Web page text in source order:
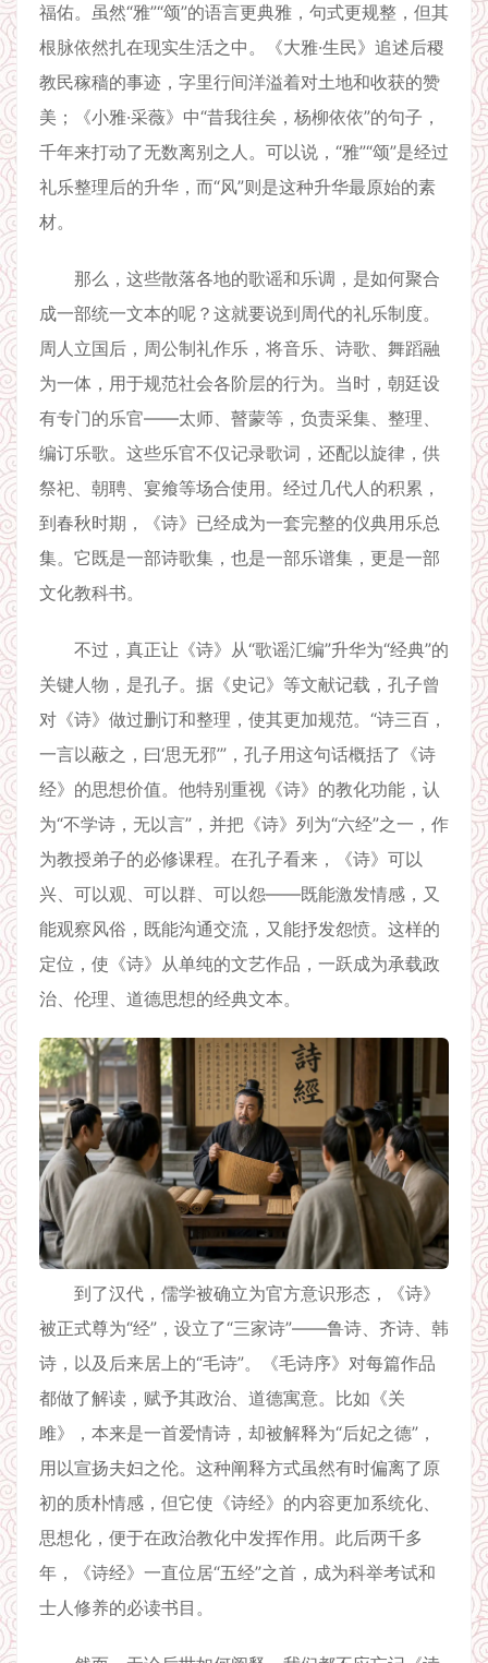
福佑。虽然“雅”“颂”的语言更典雅，句式更规整，但其
根脉依然扎在现实生活之中。《大雅·生民》追述后稷
教民稼穑的事迹，字里行间洋溢着对土地和收获的赞
美；《小雅·采薇》中“昔我往矣，杨柳依依”的句子，
千年来打动了无数离别之人。可以说，“雅”“颂”是经过
礼乐整理后的升华，而“风”则是这种升华最原始的素
材。
那么，这些散落各地的歌谣和乐调，是如何聚合
成一部统一文本的呢？这就要说到周代的礼乐制度。
周人立国后，周公制礼作乐，将音乐、诗歌、舞蹈融
为一体，用于规范社会各阶层的行为。当时，朝廷设
有专门的乐官——太师、瞽蒙等，负责采集、整理、
编订乐歌。这些乐官不仅记录歌词，还配以旋律，供
祭祀、朝聘、宴飨等场合使用。经过几代人的积累，
到春秋时期，《诗》已经成为一套完整的仪典用乐总
集。它既是一部诗歌集，也是一部乐谱集，更是一部
文化教科书。
不过，真正让《诗》从“歌谣汇编”升华为“经典”的
关键人物，是孔子。据《史记》等文献记载，孔子曾
对《诗》做过删订和整理，使其更加规范。“诗三百，
一言以蔽之，曰‘思无邪’”，孔子用这句话概括了《诗
经》的思想价值。他特别重视《诗》的教化功能，认
为“不学诗，无以言”，并把《诗》列为“六经”之一，作
为教授弟子的必修课程。在孔子看来，《诗》可以
兴、可以观、可以群、可以怨——既能激发情感，又
能观察风俗，既能沟通交流，又能抒发怨愤。这样的
定位，使《诗》从单纯的文艺作品，一跃成为承载政
治、伦理、道德思想的经典文本。
到了汉代，儒学被确立为官方意识形态，《诗》
被正式尊为“经”，设立了“三家诗”——鲁诗、齐诗、韩
诗，以及后来居上的“毛诗”。《毛诗序》对每篇作品
都做了解读，赋予其政治、道德寓意。比如《关
雎》，本来是一首爱情诗，却被解释为“后妃之德”，
用以宣扬夫妇之伦。这种阐释方式虽然有时偏离了原
初的质朴情感，但它使《诗经》的内容更加系统化、
思想化，便于在政治教化中发挥作用。此后两千多
年，《诗经》一直位居“五经”之首，成为科举考试和
士人修养的必读书目。